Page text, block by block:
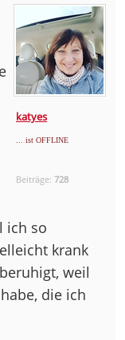
katyes
... ist OFFLINE
Beiträge:728
ich so
krank
weil
die ich